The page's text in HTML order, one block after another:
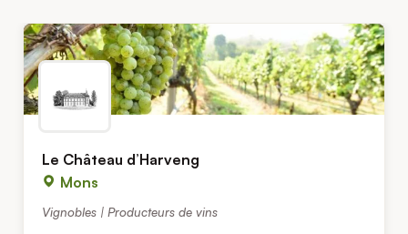
Le Château d’Harveng
Mons
Vignobles | Producteurs de vins